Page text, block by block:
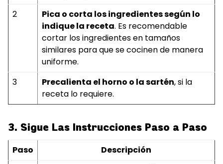
2
Pica o corta los ingredientes según lo
indique la receta. Es recomendable
cortar los ingredientes en tamaños
similares para que se cocinen de manera
uniforme.
3
Precalienta el horno o la sartén, si la
receta lo requiere.
3. Sigue Las Instrucciones Paso a Paso
Paso
Descripción